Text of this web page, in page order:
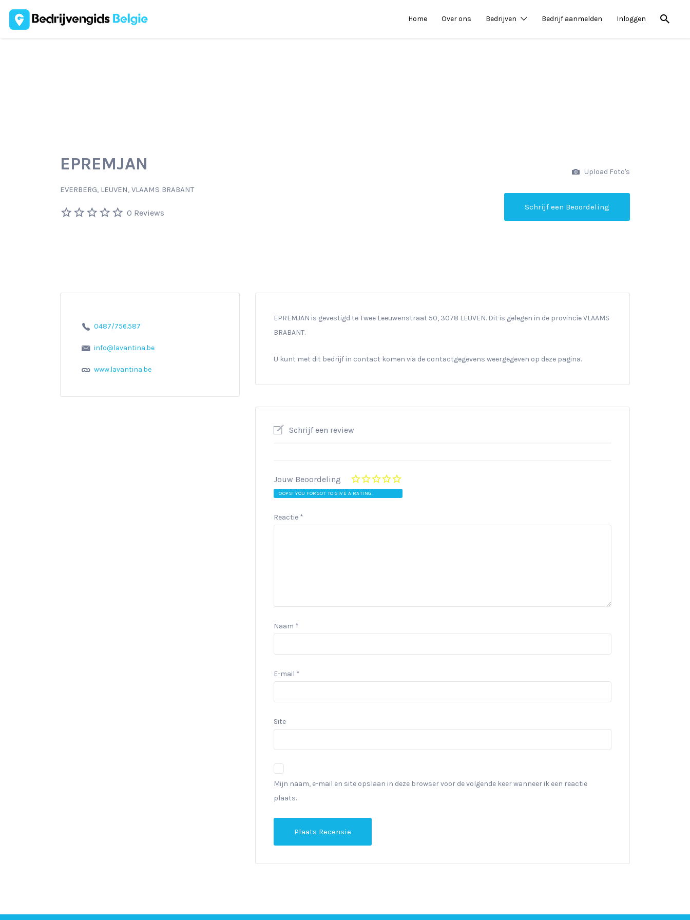
Home Over ons Bedrijven Bedrijf aanmelden Inloggen
Zoek
naar:
EPREMJAN
EVERBERG, LEUVEN, VLAAMS BRABANT
0 Reviews
Upload Foto's
Schrijf een Beoordeling
0487/756.587
info@lavantina.be
www.lavantina.be
EPREMJAN is gevestigd te Twee Leeuwenstraat 50, 3078 LEUVEN. Dit is gelegen in de provincie VLAAMS
BRABANT.
U kunt met dit bedrijf in contact komen via de contactgegevens weergegeven op deze pagina.
Schrijf een review
Jouw Beoordeling
OOPS! YOU FORGOT TO GIVE A RATING.
Reactie *
Naam *
E-mail *
Site
Mijn naam, e-mail en site opslaan in deze browser voor de volgende keer wanneer ik een reactie
plaats.